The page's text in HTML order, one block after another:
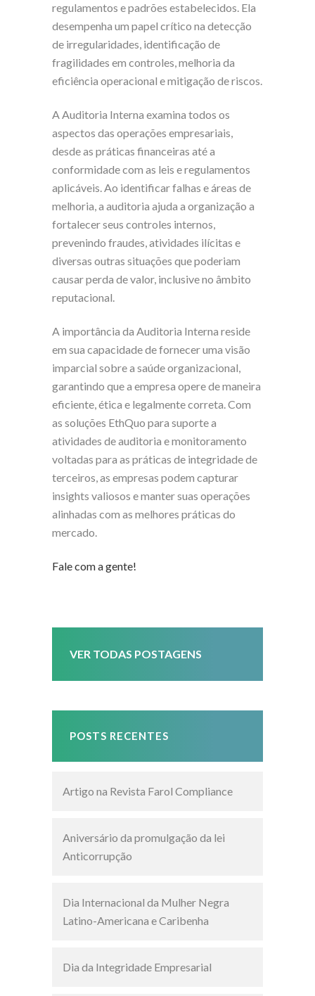
regulamentos e padrões estabelecidos. Ela
desempenha um papel crítico na detecção
de irregularidades, identificação de
fragilidades em controles, melhoria da
eficiência operacional e mitigação de riscos.
A Auditoria Interna examina todos os
aspectos das operações empresariais,
desde as práticas financeiras até a
conformidade com as leis e regulamentos
aplicáveis. Ao identificar falhas e áreas de
melhoria, a auditoria ajuda a organização a
fortalecer seus controles internos,
prevenindo fraudes, atividades ilícitas e
diversas outras situações que poderiam
causar perda de valor, inclusive no âmbito
reputacional.
A importância da Auditoria Interna reside
em sua capacidade de fornecer uma visão
imparcial sobre a saúde organizacional,
garantindo que a empresa opere de maneira
eficiente, ética e legalmente correta. Com
as soluções EthQuo para suporte a
atividades de auditoria e monitoramento
voltadas para as práticas de integridade de
terceiros, as empresas podem capturar
insights valiosos e manter suas operações
alinhadas com as melhores práticas do
mercado.
Fale com a gente!
VER TODAS POSTAGENS
POSTS RECENTES
Artigo na Revista Farol Compliance
Aniversário da promulgação da lei
Anticorrupção
Dia Internacional da Mulher Negra
Latino-Americana e Caribenha
Dia da Integridade Empresarial